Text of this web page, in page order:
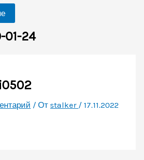
01-24
/ Отstalker / 17.11.2022